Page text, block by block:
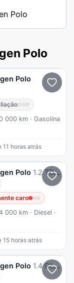
Polo
Polo
Polo
000 km · Gasolina
11 horas atrás
Polo 1.2 TDi BlueMotion
caro
000 km · Diesel ·
15 horas atrás
Polo 1.4 GL Highline